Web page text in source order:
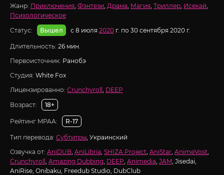
Жанр: Приключения, Фэнтези, Драма, Магия, Триллер, Исекай,
Психологическое
Статус:
Вышел с 8 июля 2020 г. по 30 сентября 2020 г.
Длительность: 26 мин.
Первоисточник: Ранобэ
Студия: White Fox
Лицензированно: Crunchyroll , DEEP
Возраст:
18+
Рейтинг MPAA: R-17
Тип перевода: Субтитры, Украинский
Озвучка от: AniDUB, AniLibria, SHIZA Project, AniStar, AnimeVost,
Crunchyroll , Amazing Dubbing, DEEP, Animedia, JAM, Jisedai,
AniRise, Onibaku, Freedub Studio, DubClub